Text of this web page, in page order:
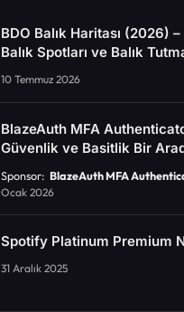
BDO Balık Haritası (2026)
Balık Spotları ve Balık
10 Temmuz 2026
BlazeAuth MFA
Güvenlik ve Basitlik Bir
Sponsor: BlazeAuth MFA
Ocak 2026
Spotify Platinum Premium
31 Aralık 2025